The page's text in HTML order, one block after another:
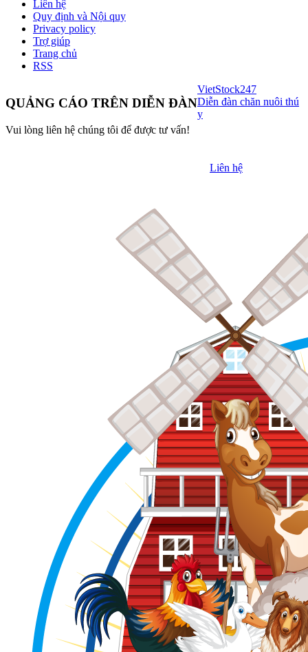
Liên hệ
Quy định và Nội quy
Privacy policy
Trợ giúp
Trang chủ
RSS
QUẢNG CÁO TRÊN DIỄN ĐÀN
Vui lòng liên hệ chúng tôi để được tư vấn!
Liên hệ
VietStock247
Diễn đàn chăn nuôi thú
y